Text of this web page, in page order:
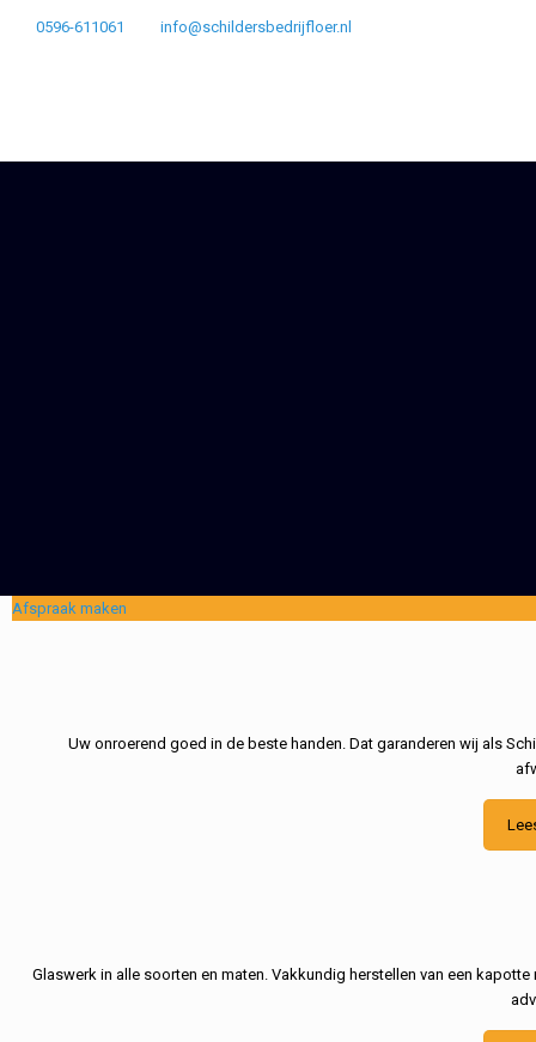
0596-611061 info@schildersbedrijfloer.nl
Afspraak maken
Uw onroerend goed in de beste handen. Dat garanderen wij als
Glaswerk in alle soorten en maten. Vakkundig herstellen van een